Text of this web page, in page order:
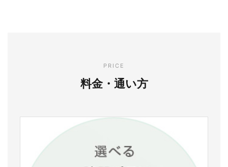
PRICE
料金・通い方